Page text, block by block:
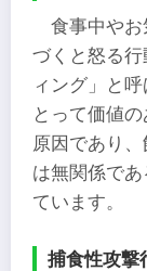
食事中や
づくと怒る
ィング」と
とって価値
原因であり
は無関係で
ています。
捕食性攻撃